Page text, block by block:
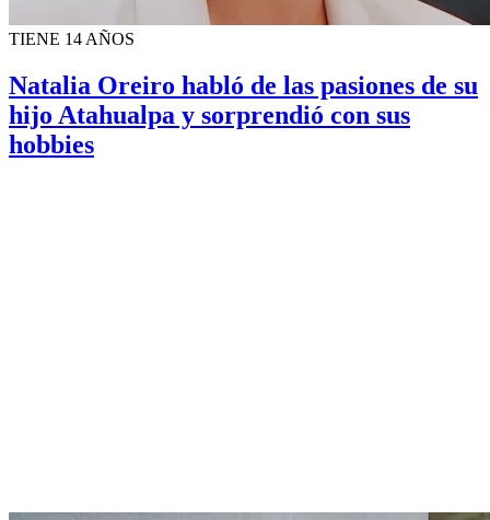
TIENE 14 AÑOS
Natalia Oreiro habló de las pasiones de su
hijo Atahualpa y sorprendió con sus
hobbies